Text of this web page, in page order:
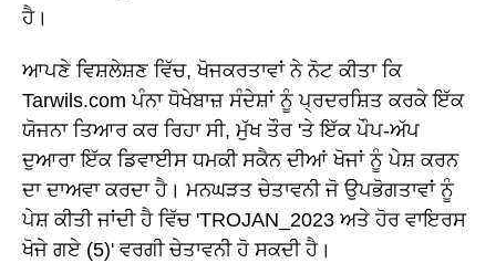
ਹੈ।
ਆਪਣੇ ਵਿਸ਼ਲੇਸ਼ਣ ਵਿੱਚ, ਖੋਜਕਰਤਾਵਾਂ ਨੇ ਨੋਟ ਕੀਤਾ ਕਿ
Tarwils.com ਪੰਨਾ ਧੋਖੇਬਾਜ਼ ਸੰਦੇਸ਼ਾਂ ਨੂੰ ਪ੍ਰਦਰਸ਼ਿਤ ਕਰਕੇ ਇੱਕ
ਯੋਜਨਾ ਤਿਆਰ ਕਰ ਰਿਹਾ ਸੀ, ਮੁੱਖ ਤੌਰ 'ਤੇ ਇੱਕ ਪੌਪ-ਅੱਪ
ਦੁਆਰਾ ਇੱਕ ਡਿਵਾਈਸ ਧਮਕੀ ਸਕੈਨ ਦੀਆਂ ਖੋਜਾਂ ਨੂੰ ਪੇਸ਼ ਕਰਨ
ਦਾ ਦਾਅਵਾ ਕਰਦਾ ਹੈ। ਮਨਘੜਤ ਚੇਤਾਵਨੀ ਜੋ ਉਪਭੋਗਤਾਵਾਂ ਨੂੰ
ਪੇਸ਼ ਕੀਤੀ ਜਾਂਦੀ ਹੈ ਵਿੱਚ 'TROJAN_2023 ਅਤੇ ਹੋਰ ਵਾਇਰਸ
ਖੋਜੇ ਗਏ (5)' ਵਰਗੀ ਚੇਤਾਵਨੀ ਹੋ ਸਕਦੀ ਹੈ।